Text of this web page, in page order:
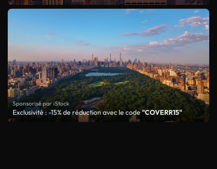
Sponsorisé par iStock
Exclusivité : -15% de réduction avec le code"COVERR15"